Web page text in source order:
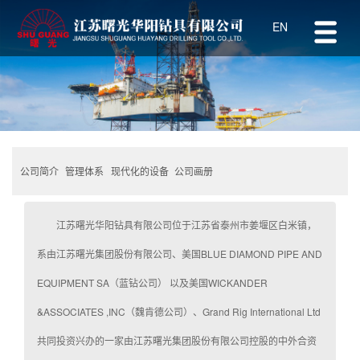
EN
公司简介 管理体系 现代化的设备 公司画册
江苏曙光华阳钻具有限公司位于江苏省泰州市姜堰区白米镇，
系由江苏曙光集团股份有限公司、美国BLUE DIAMOND PIPE AND
EQUIPMENT SA（蓝钻公司） 以及美国WICKANDER
&ASSOCIATES ,INC（魏肯德公司）、Grand Rig International Ltd
共同投资兴办的一家由江苏曙光集团股份有限公司控股的中外合资